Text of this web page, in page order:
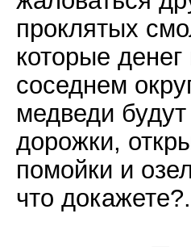
проклятых
которые
соседнем
медведи
дорожки,
помойки и
что